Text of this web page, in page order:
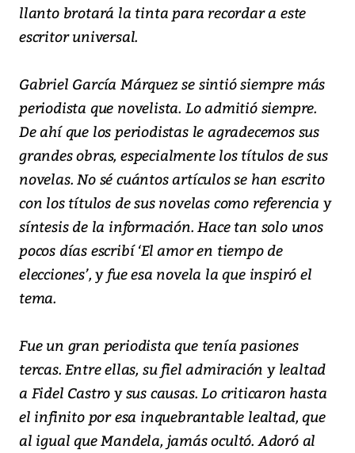
llanto brotará la tinta para recordar a este
escritor universal.
Gabriel García Márquez se sintió siempre más
periodista que novelista. Lo admitió siempre.
De ahí que los periodistas le agradecemos sus
grandes obras, especialmente los títulos de sus
novelas. No sé cuántos artículos se han escrito
con los títulos de sus novelas como referencia y
síntesis de la información. Hace tan solo unos
pocos días escribí ‘El amor en tiempo de
elecciones’, y fue esa novela la que inspiró el
tema.
Fue un gran periodista que tenía pasiones
tercas. Entre ellas, su fiel admiración y lealtad
a Fidel Castro y sus causas. Lo criticaron hasta
el infinito por esa inquebrantable lealtad, que
al igual que Mandela, jamás ocultó. Adoró al